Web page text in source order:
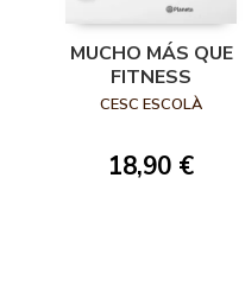
MUCHO MÁS QUE
FITNESS
CESC ESCOLÀ
18,90 €